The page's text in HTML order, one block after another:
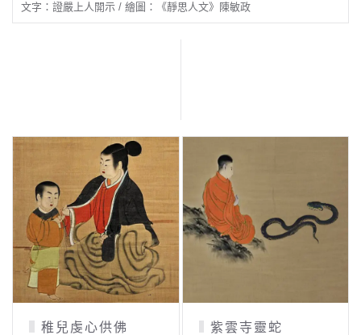
文字：證嚴上人開示 / 繪圖：《靜思人文》陳敏政
稚兒虔心供佛 紫雲寺靈蛇